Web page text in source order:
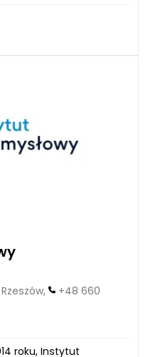
+48 660
roku, Instytut